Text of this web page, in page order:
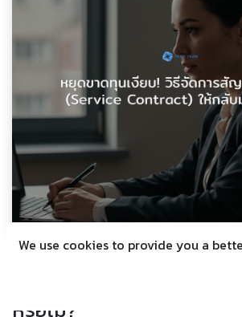
บทนำ: สัญญาณอันตราย!
ขาดทุนจาก 'สัญญาบริการ'
หรือไม่?
We use cookies to provide you a